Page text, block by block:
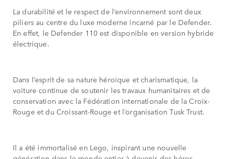
La durabilité et le respect de l’environnement sont deux
piliers au centre du luxe moderne incarné par le Defender.
En effet, le Defender 110 est disponible en version hybride
électrique.
Dans l’esprit de sa nature héroïque et charismatique, la
voiture continue de soutenir les travaux humanitaires et de
conservation avec la Fédération internationale de la Croix-
Rouge et du Croissant-Rouge et l’organisation Tusk Trust.
Il a été immortalisé en Lego, inspirant une nouvelle